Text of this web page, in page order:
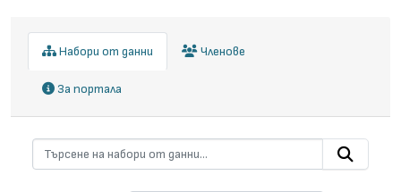
Набори от данни Членове
За портала